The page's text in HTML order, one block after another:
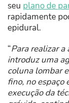
seu plano de
rapidamente
epidural.
“Para realizar
introduz uma
coluna lombar
fino, no espaço
execução da